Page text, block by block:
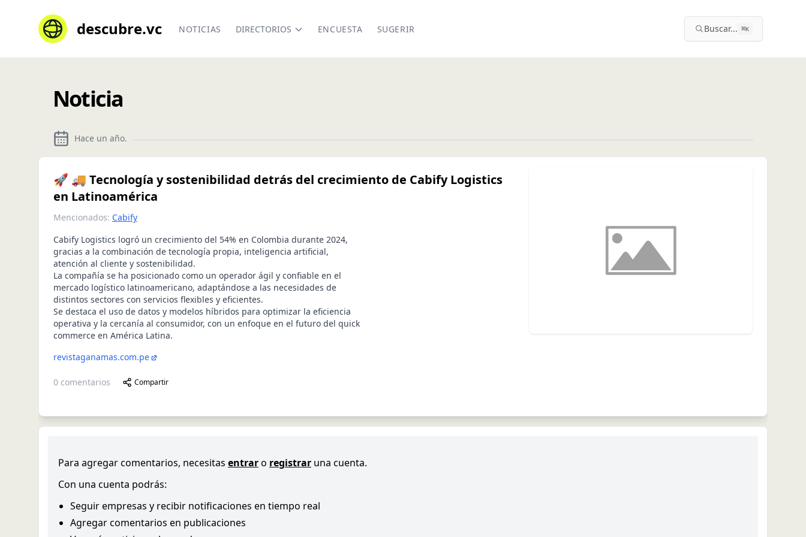
descubre.vc NOTICIAS DIRECTORIOS ENCUESTA SUGERIR Buscar... ⌘K
Noticia
Hace un año.
🚀 🚚 Tecnología y sostenibilidad detrás del crecimiento de Cabify Logistics
en Latinoamérica
Mencionados: Cabify
Cabify Logistics logró un crecimiento del 54% en Colombia durante 2024,
gracias a la combinación de tecnología propia, inteligencia artificial,
atención al cliente y sostenibilidad.
La compañía se ha posicionado como un operador ágil y confiable en el
mercado logístico latinoamericano, adaptándose a las necesidades de
distintos sectores con servicios flexibles y eficientes.
Se destaca el uso de datos y modelos híbridos para optimizar la eficiencia
operativa y la cercanía al consumidor, con un enfoque en el futuro del quick
commerce en América Latina.
revistaganamas.com.pe
0 comentarios Compartir
Para agregar comentarios, necesitas entraro registrar una cuenta.
Con una cuenta podrás:
Seguir empresas y recibir notificaciones en tiempo real
Agregar comentarios en publicaciones